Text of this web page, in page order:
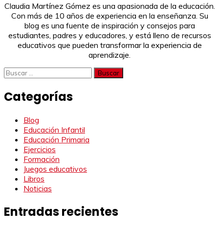
Claudia Martínez Gómez es una apasionada de la educación.
Con más de 10 años de experiencia en la enseñanza. Su
blog es una fuente de inspiración y consejos para
estudiantes, padres y educadores, y está lleno de recursos
educativos que pueden transformar la experiencia de
aprendizaje.
Buscar:
Categorías
Blog
Educación Infantil
Educación Primaria
Ejercicios
Formación
Juegos educativos
Libros
Noticias
Entradas recientes